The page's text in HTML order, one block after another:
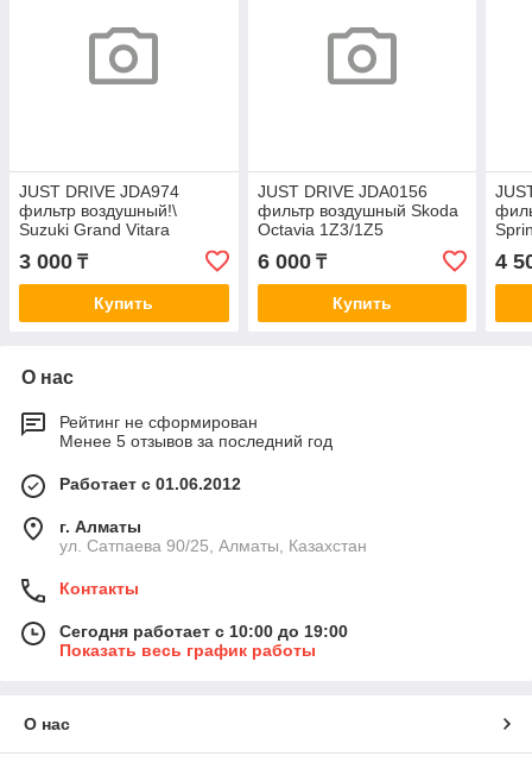
JUST DRIVE JDA974
фильтр воздушный!\
Suzuki Grand Vitara
1.6/2.0/1.9DDIS 05> A974
3 000 ₸
Купить
JUST DRIVE JDA0156
фильтр воздушный Skoda
Octavia 1Z3/1Z5
1.2TSI/1.4TSI/2.0FSI 04>,
VW Tiguan 07> A0128
6 000₸
Купить
4
О нас
Рейтинг не сформирован
Менее 5 отзывов за последний год
Работает с 01.06.2012
г. Алматы
ул. Сатпаева 90/25, Алматы, Казахстан
Контакты
Сегодня работает с 10:00 до 19:00
Показать весь график работы
О нас